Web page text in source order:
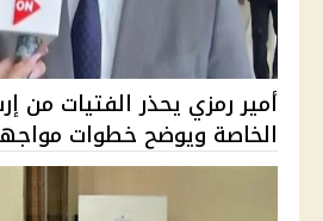
أمير رمزي يحذر الفتيات من
الخاصة ويوضح خطوات مواجهة